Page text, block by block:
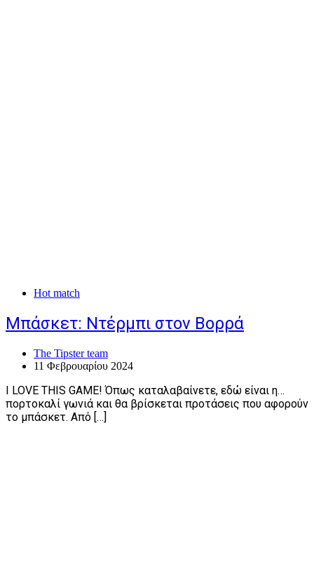
Hot match
Μπάσκετ: Ντέρμπι στον Βορρά
The Tipster team
11 Φεβρουαρίου 2024
I LOVE THIS GAME! Όπως καταλαβαίνετε, εδώ είναι η…
πορτοκαλί γωνιά και θα βρίσκεται προτάσεις που αφορούν
το μπάσκετ. Από […]